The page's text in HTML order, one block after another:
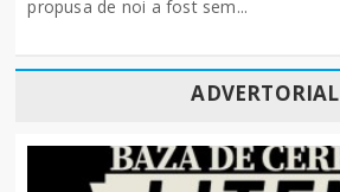
propusa de noi a fost sem...
ADVERTORIAL